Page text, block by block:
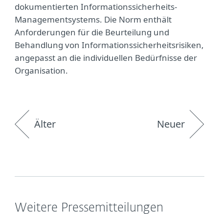
dokumentierten Informationssicherheits-
Managementsystems. Die Norm enthält
Anforderungen für die Beurteilung und
Behandlung von Informationssicherheitsrisiken,
angepasst an die individuellen Bedürfnisse der
Organisation.
Älter Neuer
Weitere Pressemitteilungen